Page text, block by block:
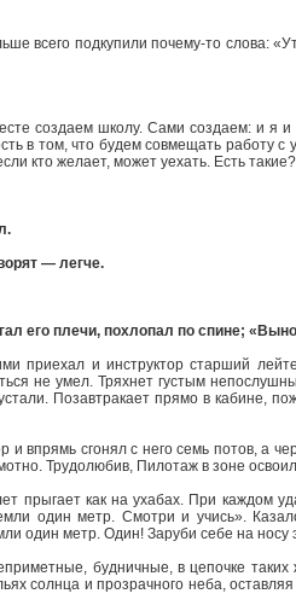
всего подкупили почему-то слова:
создаем школу. Сами создаем: и я и
в том, что будем совмещать работу
кто желает, может уехать. Есть такие?
— легче.
его плечи, похлопал по спине;
приехал и инструктор старший
не умел. Тряхнет густым
Позавтракает прямо в кабине,
впрямь сгонял с него семь потов, а
Трудолюбив, Пилотаж в зоне
прыгает как на ухабах. При каждом
один метр. Смотри и учись».
один метр. Один! Заруби себе на
будничные, в цепочке
солнца и прозрачного неба,